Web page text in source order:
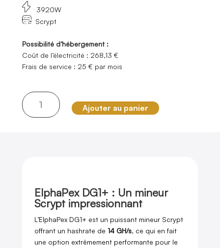
3920W
Scrypt
Possibilité d’hébergement :
Coût de l’électricité : 268,13 €
Frais de service : 25 € par mois
quantité
de
ElphaPex
Ajouter au panier
ElphaPex DG1+ : Un mineur
Scrypt impressionnant
L’ElphaPex DG1+ est un puissant mineur Scrypt
offrant un hashrate de 14 GH/s, ce qui en fait
une option extrêmement performante pour le